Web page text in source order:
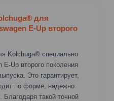
для
E-Up второго
Kolchuga® специально
E-Up второго поколения
Это гарантирует,
по форме, надежно
Благодаря такой точной